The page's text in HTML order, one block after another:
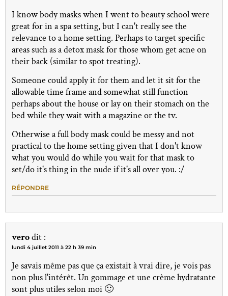
I know body masks when I went to beauty school were
great for in a spa setting, but I can't really see the
relevance to a home setting. Perhaps to target specific
areas such as a detox mask for those whom get acne on
their back (similar to spot treating).
Someone could apply it for them and let it sit for the
allowable time frame and somewhat still function
perhaps about the house or lay on their stomach on the
bed while they wait with a magazine or the tv.
Otherwise a full body mask could be messy and not
practical to the home setting given that I don't know
what you would do while you wait for that mask to
set/do it's thing in the nude if it's all over you. :/
RÉPONDRE
verodit :
lundi 4 juillet 2011 à 22 h 39 min
Je savais même pas que ça existait à vrai dire, je vois pas
non plus l'intérêt. Un gommage et une crème hydratante
sont plus utiles selon moi 🙂